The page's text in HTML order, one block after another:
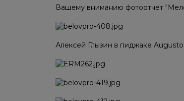
Вашему вниманию фотоотчет
Алексей Глызин в пиджаке